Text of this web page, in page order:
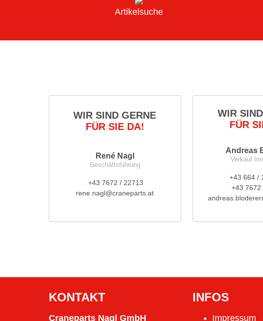
Artikelsuche
WIR SIND GERNE
FÜR SIE DA!
René Nagl
Geschäftsführung
+43 7672 / 22713
rene.nagl@craneparts.at
WIR
FÜR
Andreas
Verkauf
+43 664 /
+43 7672
KONTAKT
Craneparts Nagl GmbH
INFOS
Impressum